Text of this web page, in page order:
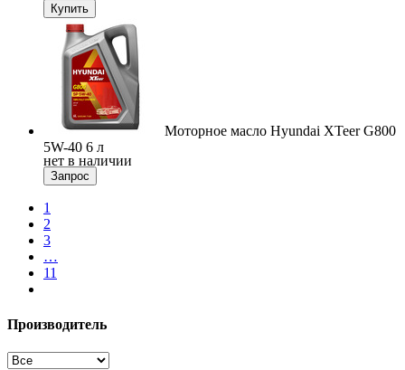
Купить
Моторное масло Hyundai XTeer G800
5W-40 6 л
нет в наличии
Запрос
1
2
3
…
11
Производитель